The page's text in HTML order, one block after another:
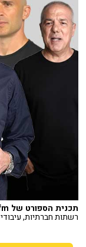
תכנית הספורט של 103fm
רשתות חברתיות, עיבודי AI